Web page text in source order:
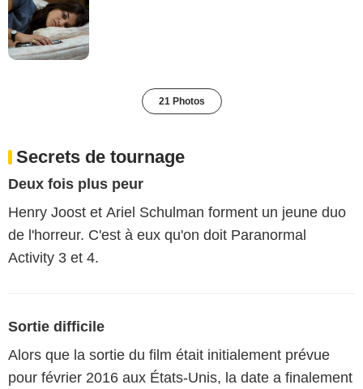
21 Photos
Secrets de tournage
Deux fois plus peur
Henry Joost et Ariel Schulman forment un jeune duo
de l'horreur. C'est à eux qu'on doit Paranormal
Activity 3 et 4.
Sortie difficile
Alors que la sortie du film était initialement prévue
pour février 2016 aux États-Unis, la date a finalement